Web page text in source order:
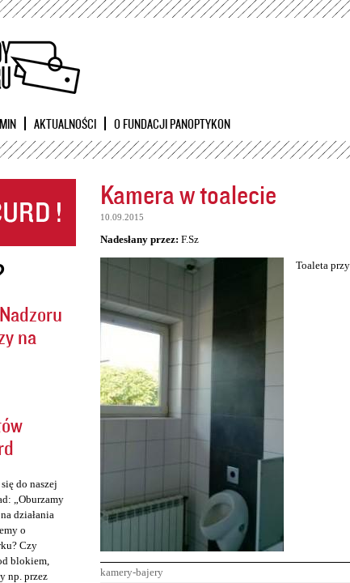
Przejdź
AKTUALNOŚCI O FUNDACJI PANOPTYKON
na
do naszej
„Oburzamy
działania
o
Czy
blokiem,
np. przez
Kamera w toalecie
10.09.2015
Nadesłany przez: F.Sz
Toaleta
kamery-bajery